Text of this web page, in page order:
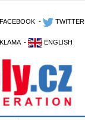
FACEBOOK - TWITTER
- ENGLISH